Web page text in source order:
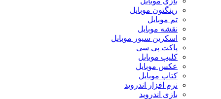
رینگتون موبایل
تم موبایل
نقشه موبایل
اسکرین سیور موبایل
پاکت پی سی
کلیپ موبایل
عکس موبایل
کتاب موبایل
نرم افزار اندروید
بازی اندروید